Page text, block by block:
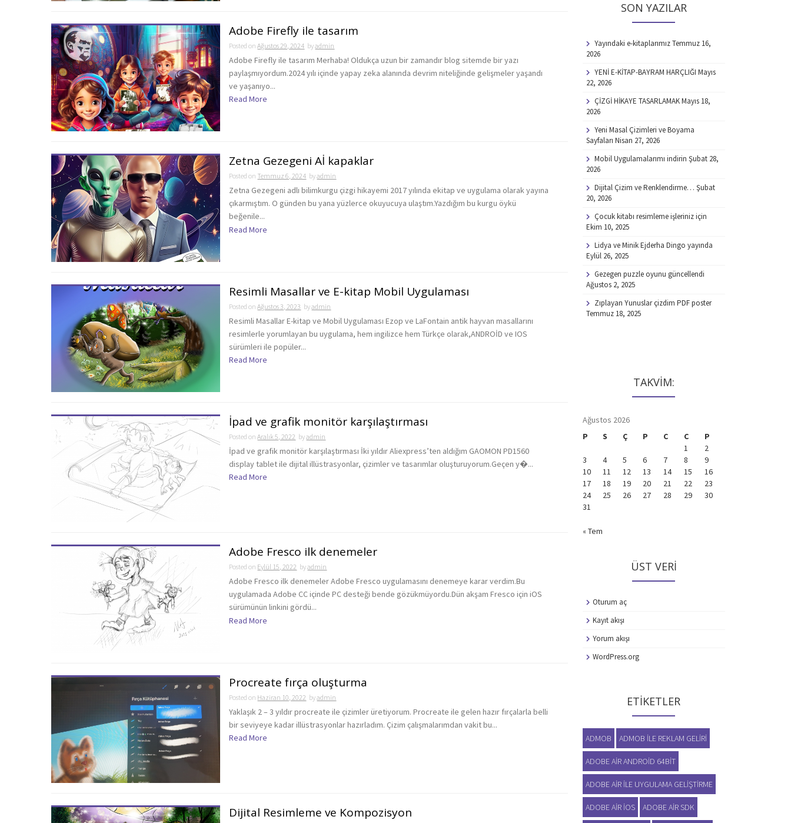
Adobe Firefly ile tasarım
Posted onAğustos 29, 2024 byadmin
Adobe Firefly ile tasarım Merhaba! Oldukça uzun bir zamandır blog sitemde bir yazı
paylaşmıyordum.2024 yılı içinde yapay zeka alanında devrim niteliğinde gelişmeler yaşandı
ve yaşanıyo...
Read More
Zetna Gezegeni Aİ kapaklar
Posted on Temmuz 6, 2024 byadmin
Zetna Gezegeni adlı bilimkurgu çizgi hikayemi 2017 yılında ekitap ve uygulama olarak yayına
çıkarmıştım. O günden bu yana yüzlerce okuyucuya ulaştım.Yazdığım bu kurgu öykü
beğenile...
Read More
Resimli Masallar ve E-kitap Mobil Uygulaması
Posted onAğustos 3, 2023 byadmin
Resimli Masallar E-kitap ve Mobil Uygulaması Ezop ve LaFontain antik hayvan masallarını
resimlerle yorumlayan bu uygulama, hem ingilizce hem Türkçe olarak,ANDROİD ve IOS
sürümleri ile popüler...
Read More
İpad ve grafik monitör karşılaştırması
Posted onAralık 5, 2022 byadmin
İpad ve grafik monitör karşılaştırması İki yıldır Aliexpress’ten aldığım GAOMON PD1560
display tablet ile dijital illüstrasyonlar, çizimler ve tasarımlar oluşturuyorum.Geçen y�...
Read More
Adobe Fresco ilk denemeler
Posted on Eylül 15, 2022 byadmin
Adobe Fresco ilk denemeler Adobe Fresco uygulamasını denemeye karar verdim.Bu
uygulamada Adobe CC içinde PC desteği bende gözükmüyordu.Dün akşam Fresco için iOS
sürümünün linkini gördü...
Read More
Procreate fırça oluşturma
Posted on Haziran 10, 2022 byadmin
Yaklaşık 2 – 3 yıldır procreate ile çizimler üretiyorum. Procreate ile gelen hazır fırçalarla belli
bir seviyeye kadar illüstrasyonlar hazırladım. Çizim çalışmalarımdan vakit bu...
Read More
Dijital Resimleme ve Kompozisyon
SON YAZILAR
Yayındaki e-kitaplarımız Temmuz 16,
2026
YENİ E-KİTAP-BAYRAM HARÇLIĞI Mayıs
22, 2026
ÇİZGİ HİKAYE TASARLAMAK Mayıs 18,
2026
Yeni Masal Çizimleri ve Boyama
Sayfaları Nisan 27, 2026
Mobil Uygulamalarımı indirin Şubat 28,
2026
Dijital Çizim ve Renklendirme… Şubat
20, 2026
Çocuk kitabı resimleme işleriniz için
Ekim 10, 2025
Lidya ve Minik Ejderha Dingo yayında
Eylül 26, 2025
Gezegen puzzle oyunu güncellendi
Ağustos 2, 2025
Zıplayan Yunuslar çizdim PDF poster
Temmuz 18, 2025
TAKVİM:
Ağustos 2026
P
S Ç P C C
P
1
2
3
4 5 6 7 8
9
10
11 12 13 14 15
16
17
18 19 20 21 22
23
24
25 26 27 28 29
30
31
« Tem
ÜST VERI
Oturum aç
Kayıt akışı
Yorum akışı
WordPress.org
ETIKETLER
ADMOB ADMOB ILE REKLAM GELIRI
ADOBE AIR ANDROID 64BIT
ADOBE AIR ILE UYGULAMA GELIŞTIRME
ADOBE AIR IOS ADOBE AIR SDK